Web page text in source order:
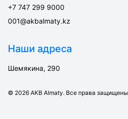
+7 747 299 9000
001@akbalmaty.kz
Наши адреса
Шемякина, 290
© 2026 AKB Almaty. Все права защищены